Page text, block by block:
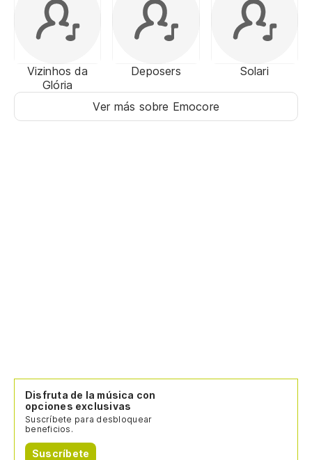
Vizinhos da
Glória
Deposers Solari
Ver más sobre Emocore
Disfruta de la música con
opciones exclusivas
Suscríbete para desbloquear
beneficios.
Suscríbete